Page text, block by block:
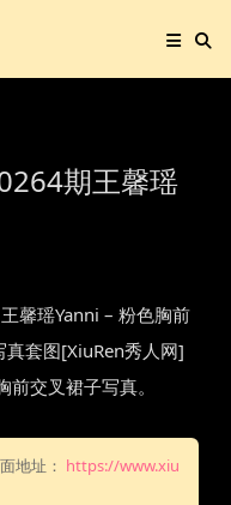
期王馨瑶
馨瑶Yanni – 粉色胸前
套图[XiuRen秀人网]
交叉裙子写真。
地址： https://www.xiu